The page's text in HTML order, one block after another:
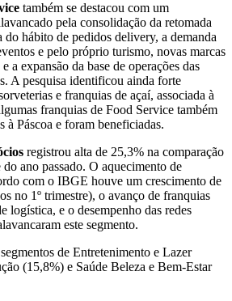
também se destacou com um
pela consolidação da retomada
do hábito de pedidos delivery, a demanda
e pelo próprio turismo, novas marcas
a expansão da base de operações das
A pesquisa identificou ainda forte
e franquias de açaí, associada à
franquias de Food Service também
à Páscoa e foram beneficiadas.
registrou alta de 25,3% na comparação
ano passado. O aquecimento de
com o IBGE houve um crescimento de
no 1º trimestre), o avanço de franquias
logística, e o desempenho das redes
este segmento.
de Entretenimento e Lazer
(15,8%) e Saúde Beleza e Bem-Estar